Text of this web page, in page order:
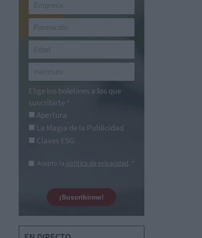
Elige los boletines a los que
suscribirte *
Apertura
La Magia de la Publicidad
Claves ESG
Acepto la política de privacidad. *
¡Suscribirme!